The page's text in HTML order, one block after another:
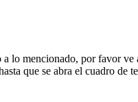
lo mencionado, por favor
que se abra el cuadro de